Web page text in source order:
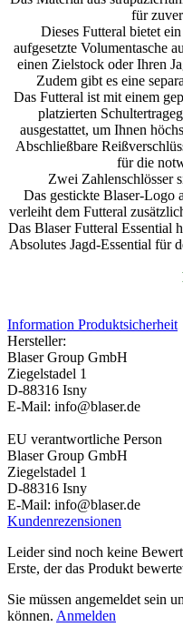
für
Dieses Futteral bietet
aufgesetzte Volumentasche
einen Zielstock oder Ihren
Zudem gibt es eine
Das Futteral ist mit einem
platzierten
ausgestattet, um Ihnen
Abschließbare
für die
Zwei Zahlenschlösser
Das gestickte Blaser-Logo
verleiht dem Futteral
Das Blaser Futteral Essential
Absolutes Jagd-Essential für
Information Produktsicherheit
Hersteller:
Blaser Group GmbH
Ziegelstadel 1
D-88316 Isny
E-Mail: info@blaser.de
EU verantwortliche Person
Blaser Group GmbH
Ziegelstadel 1
D-88316 Isny
E-Mail: info@blaser.de
Kundenrezensionen
Leider sind noch keine
Erste, der das Produkt
Sie müssen angemeldet sein
können. Anmelden